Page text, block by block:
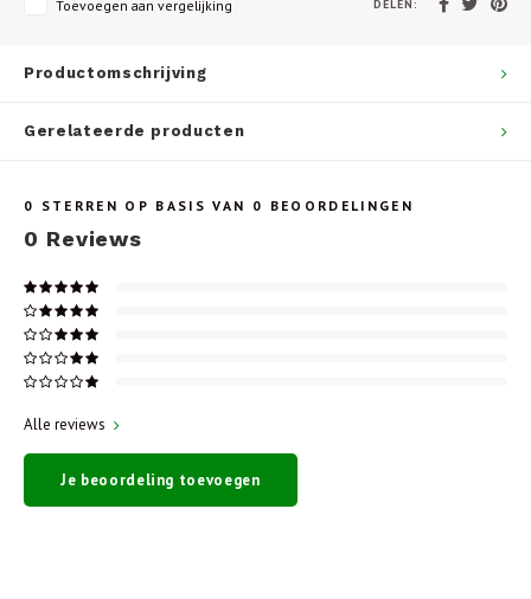
Toevoegen aan vergelijking DELEN:
Productomschrijving
Gerelateerde producten
0 STERREN OP BASIS VAN 0 BEOORDELINGEN
0 Reviews
Alle reviews
Je beoordeling toevoegen